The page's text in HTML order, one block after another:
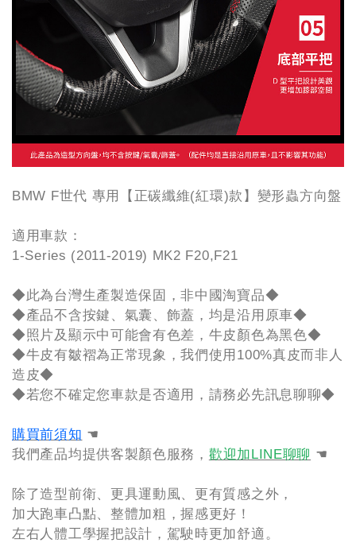
BMW F世代 專用【正碳纖維(紅環)款】變形蟲方向盤
適用車款：
1-Series (2011-2019) MK2 F20,F21
◆此為台灣生產製造保固，非中國淘寶品◆
◆產品不含按鍵、氣囊、飾蓋，均是沿用原車◆
◆照片及顯示中可能會有色差，牛皮顏色為黑色◆
◆牛皮有皺褶為正常現象，我們使用100%真皮而非人
造皮◆
◆若您不確定您車款是否適用，請務必先訊息聊聊◆
購買前須知 ☚
我們產品均提供客製顏色服務， 歡迎加LINE聊聊 ☚
除了造型前衛、更具運動風、更有質感之外，
加大跑車凸點、整體加粗，握感更好！
左右人體工學握把設計，駕駛時更加舒適。